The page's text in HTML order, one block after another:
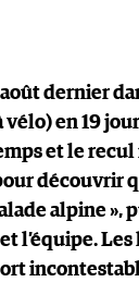
dernier
en 19
et le
découvrir
alpine »,
l’équipe.